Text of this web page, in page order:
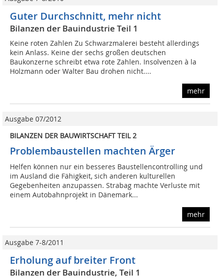
Guter Durchschnitt, mehr nicht
Bilanzen der Bauindustrie Teil 1
Keine roten Zahlen Zu Schwarzmalerei besteht allerdings
kein Anlass. Keine der sechs großen deutschen
Baukonzerne schreibt etwa rote Zahlen. Insolvenzen à la
Holzmann oder Walter Bau drohen nicht....
mehr
Ausgabe 07/2012
BILANZEN DER BAUWIRTSCHAFT TEIL 2
Problembaustellen machten Ärger
Helfen können nur ein besseres Baustellencontrolling und
im Ausland die Fähigkeit, sich anderen kulturellen
Gegebenheiten anzupassen. Strabag machte Verluste mit
einem Autobahnprojekt in Dänemark...
mehr
Ausgabe 7-8/2011
Erholung auf breiter Front
Bilanzen der Bauindustrie, Teil 1